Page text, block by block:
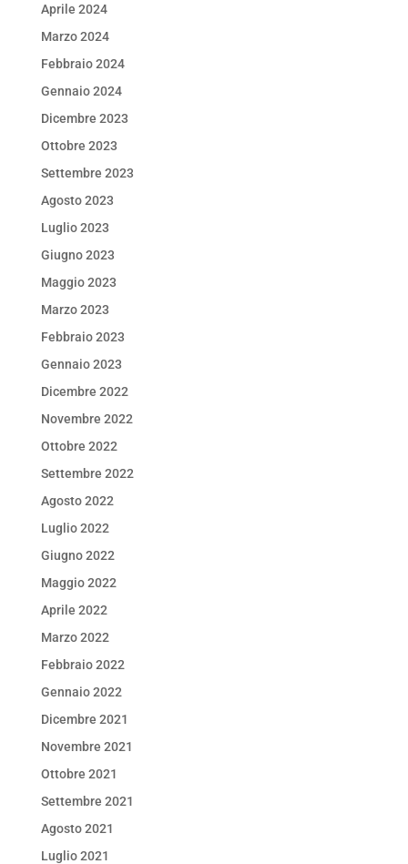
Aprile 2024
Marzo 2024
Febbraio 2024
Gennaio 2024
Dicembre 2023
Ottobre 2023
Settembre 2023
Agosto 2023
Luglio 2023
Giugno 2023
Maggio 2023
Marzo 2023
Febbraio 2023
Gennaio 2023
Dicembre 2022
Novembre 2022
Ottobre 2022
Settembre 2022
Agosto 2022
Luglio 2022
Giugno 2022
Maggio 2022
Aprile 2022
Marzo 2022
Febbraio 2022
Gennaio 2022
Dicembre 2021
Novembre 2021
Ottobre 2021
Settembre 2021
Agosto 2021
Luglio 2021